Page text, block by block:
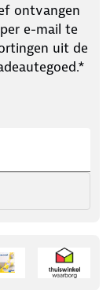
ontvangen
e-mail te
uit de